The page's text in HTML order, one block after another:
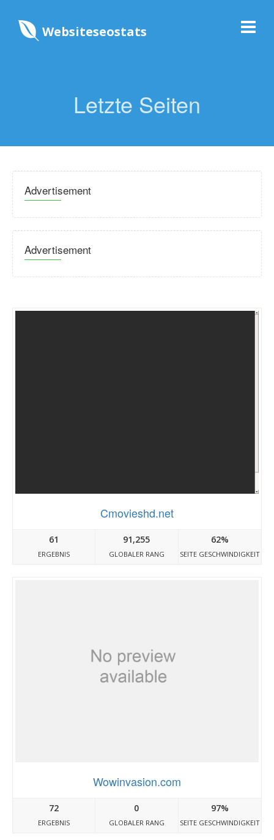
Websiteseostats
Letzte Seiten
Advertisement
Advertisement
Cmovieshd.net
61
ERGEBNIS
91,255
GLOBALER RANG
62%
SEITE GESCHWINDIGKEIT
Wowinvasion.com
72
ERGEBNIS
0
GLOBALER RANG
97%
SEITE GESCHWINDIGKEIT